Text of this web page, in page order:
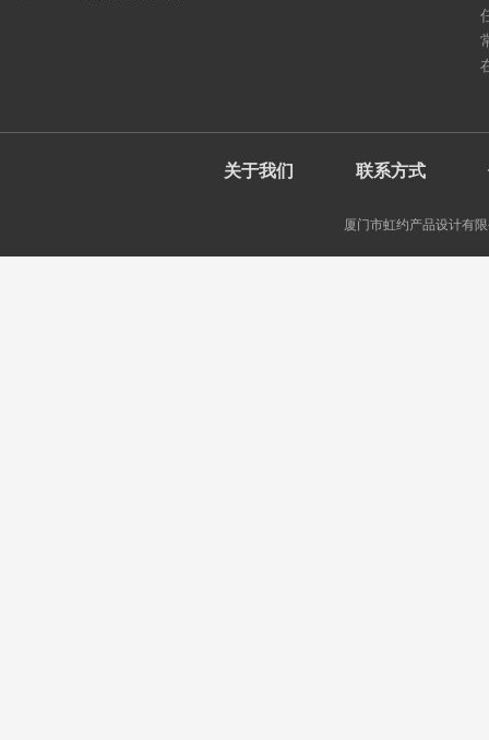
关于我们 联系方式
厦门市虹约产品设计有